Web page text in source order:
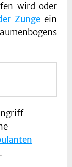
wird oder
Zunge ein